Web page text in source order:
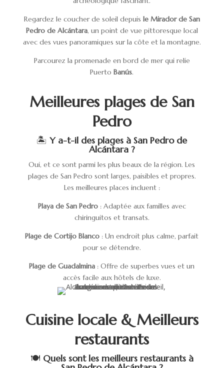
Regardez le coucher de soleil depuis le Mirador de San
Pedro de Alcántara, un point de vue pittoresque local
avec des vues panoramiques sur la côte et la montagne.
Parcourez la promenade en bord de mer qui relie
PuertoBanús.
Meilleures plages de San
Pedro
🏝️Y a-t-il des plages à San Pedro de
Alcántara ?
Oui, et ce sont parmi les plus beaux de la région.Les
plages de San Pedro sont larges, paisibles et propres.
Les meilleures places incluent :
Playa de San Pedro : Adaptée aux familles avec
chiringuitos et transats.
Plage de Cortijo Blanco : Un endroit plus calme, parfait
pour se détendre.
Plage de Guadalmina : Offre de superbes vues et un
accès facile aux hôtels de luxe.
Cuisine locale & Meilleurs
restaurants
🍽️ Quels sont les meilleurs restaurants à